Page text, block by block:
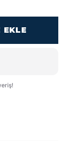
EKLE